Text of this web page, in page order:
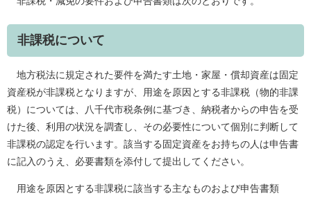
非課税について
地方税法に規定された要件を満たす土地・家屋・償却資産は固定
資産税が非課税となりますが、用途を原因とする非課税（物的非課
税）については、八千代市税条例に基づき、納税者からの申告を受
けた後、利用の状況を調査し、その必要性について個別に判断して
非課税の認定を行います。該当する固定資産をお持ちの人は申告書
に記入のうえ、必要書類を添付して提出してください。
用途を原因とする非課税に該当する主なものおよび申告書類